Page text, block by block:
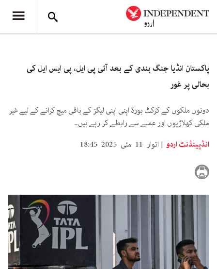
پاکستان انڈیا جنگ بندی کے بعد آئی پی ایل، پی ایس ایل کی
بحالی پر غور
دونوں ملکوں کے کرکٹ بورڈ اپنی اپنی لیگز کے باقی میچ کرانے کے لیے غیر
ملکی کھلاڑیوں اور عملے سے رابطے کر رہے ہیں۔
انڈپینڈنٹ اردو
اتوار 11 مئی 2025 18:45